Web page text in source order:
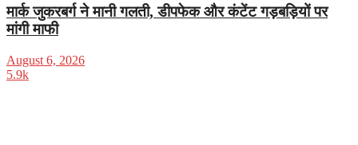
मार्क जुकरबर्ग ने मानी गलती, डीपफेक और कंटेंट गड़बड़ियों पर
मांगी माफी
August 6, 2026
5.9k